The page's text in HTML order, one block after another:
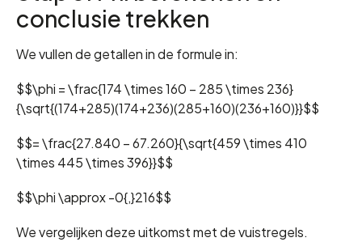
conclusie trekken
We vullen de getallen in de formule in:
$$\phi = \frac{174 \times 160 – 285 \times 236}
{\sqrt{(174+285)(174+236)(285+160)(236+160)}}$$
$$= \frac{27.840 – 67.260}{\sqrt{459 \times 410
\times 445 \times 396}}$$
$$\phi \approx -0{,}216$$
We vergelijken deze uitkomst met de vuistregels.